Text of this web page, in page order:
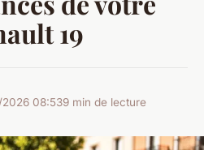
19
08:539 min de lecture